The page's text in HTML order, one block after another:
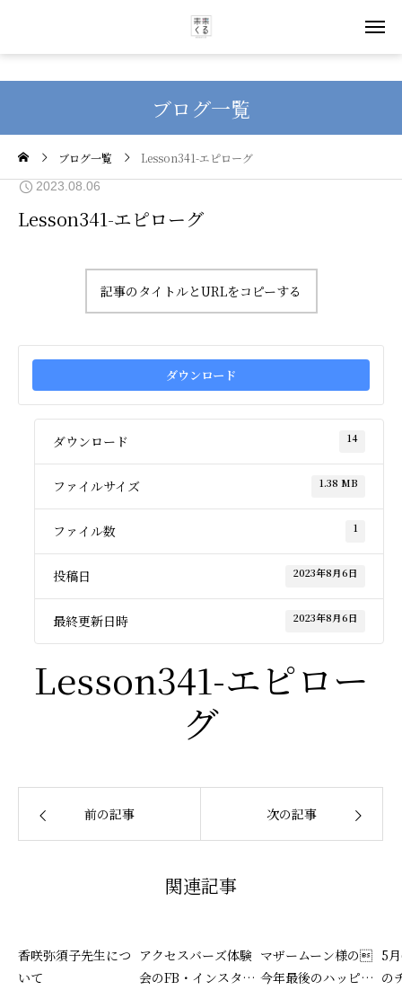
ブログ一覧
ブログ一覧 Lesson341-エピローグ
2023.08.06
Lesson341-エピローグ
記事のタイトルとURLをコピーする
ダウンロード
ダウンロード 14
ファイルサイズ 1.38 MB
ファイル数 1
投稿日 2023年8月6日
最終更新日時 2023年8月6日
Lesson341-エピロー
グ
前の記事 次の記事
関連記事
香咲弥須子先生につ
いて
アクセスバーズ体験
会のFB・インスタ
マザームーン様の
今年最後のハッピー
5
の